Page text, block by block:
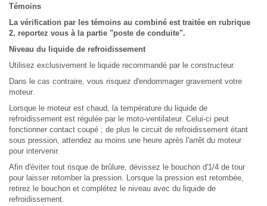
Témoins
La vérification par les témoins au combiné est traitée en rubrique
2, reportez vous à la partie "poste de conduite".
Niveau du liquide de refroidissement
Utilisez exclusivement le liquide recommandé par le constructeur.
Dans le cas contraire, vous risquez d'endommager gravement votre
moteur.
Lorsque le moteur est chaud, la température du liquide de
refroidissement est régulée par le moto-ventilateur. Celui-ci peut
fonctionner contact coupé ; de plus le circuit de refroidissement étant
sous pression, attendez au moins une heure après l'arrêt du moteur
pour intervenir.
Afin d'éviter tout risque de brûlure, dévissez le bouchon d'1/4 de tour
pour laisser retomber la pression. Lorsque la pression est retombée,
retirez le bouchon et complétez le niveau avec du liquide de
refroidissement.